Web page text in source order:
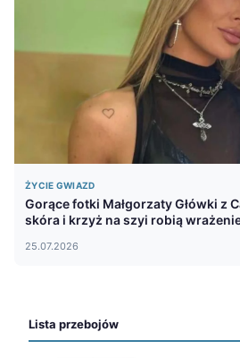
ŻYCIE GWIAZD
Gorące fotki Małgorzaty Główki z
skóra i krzyż na szyi robią
25.07.2026
Lista przebojów